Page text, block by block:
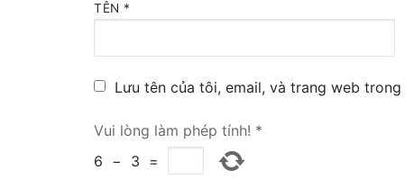
FXS VoIP
FXO VoIP
VoIP GSM /
TÊN *
Lưu tên của tôi, email, và trang web
Vui lòng làm phép tính! *
6 − 3 =